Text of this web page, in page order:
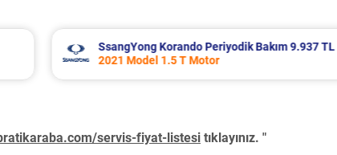
TL
Skoda Superb Periyodik Bakım 8.995 TL
2019 Model 1.6 Tdi Motor
servis-fiyat-listesi tıklayınız. "